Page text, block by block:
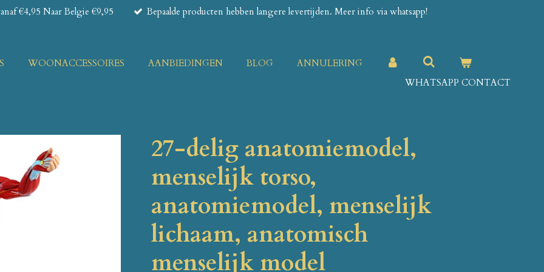
€4,95 Naar Belgie €9,95 Bepaalde producten hebben langere levertijden. Meer info via whatsapp!
WOONACCESSOIRES AANBIEDINGEN BLOG
ANNULERING
WHATSAPP CONTACT
27-delig anatomiemodel,
menselijk torso,
anatomiemodel, menselijk
lichaam, anatomisch
menselijk model